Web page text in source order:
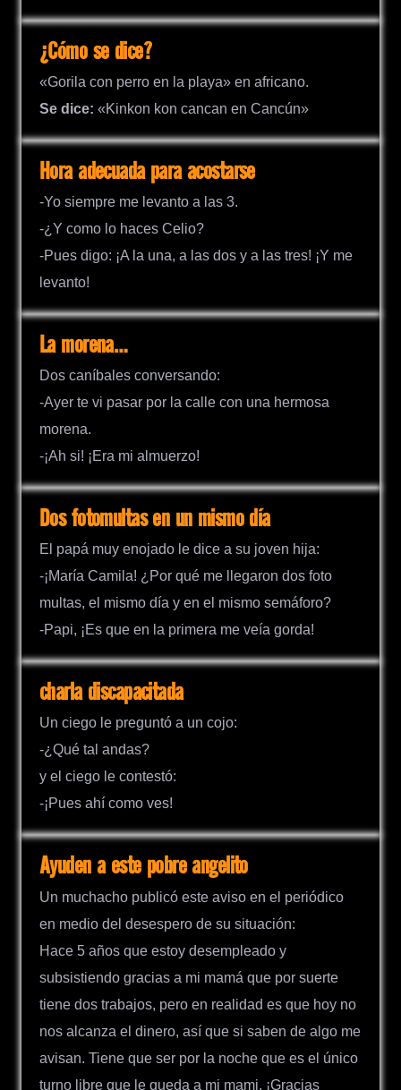
¿Cómo se dice?
«Gorila con perro en la playa» en africano.
Se dice: «Kinkon kon cancan en Cancún»
Hora adecuada para acostarse
-Yo siempre me levanto a las 3.
-¿Y como lo haces Celio?
-Pues digo: ¡A la una, a las dos y a las tres! ¡Y me
levanto!
La morena…
Dos caníbales conversando:
-Ayer te vi pasar por la calle con una hermosa
morena.
-¡Ah si! ¡Era mi almuerzo!
Dos fotomultas en un mismo día
El papá muy enojado le dice a su joven hija:
-¡María Camila! ¿Por qué me llegaron dos foto
multas, el mismo día y en el mismo semáforo?
-Papi, ¡Es que en la primera me veía gorda!
charla discapacitada
Un ciego le preguntó a un cojo:
-¿Qué tal andas?
y el ciego le contestó:
-¡Pues ahí como ves!
Ayuden a este pobre angelito
Un muchacho publicó este aviso en el periódico
en medio del desespero de su situación:
Hace 5 años que estoy desempleado y
subsistiendo gracias a mi mamá que por suerte
tiene dos trabajos, pero en realidad es que hoy no
nos alcanza el dinero, así que si saben de algo me
avisan. Tiene que ser por la noche que es el único
turno libre que le queda a mi mami. ¡Gracias